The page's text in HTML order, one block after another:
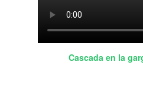
Cascada en la